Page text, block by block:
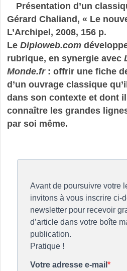
Présentation d’un
Gérard Chaliand, « Le
L’Archipel, 2008, 156 p.
Le Diploweb.com
rubrique, en synergie avec
Monde.fr: offrir une fiche
d’un ouvrage classique
dans son contexte et dont
connaître les grandes
par soi même.